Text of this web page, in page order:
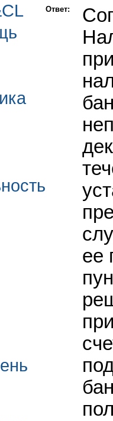
Ответ:
ее